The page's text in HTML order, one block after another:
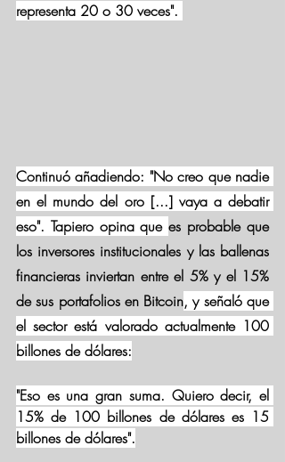
representa 20 o 30 veces".
Continuó añadiendo: "No creo que nadie
en el mundo del oro [...] vaya a debatir
eso". Tapiero opina que es probable que
los inversores institucionales y las ballenas
financieras inviertan entre el 5% y el 15%
de sus portafolios en Bitcoin, y señaló que
el sector está valorado actualmente 100
billones de dólares:
"Eso es una gran suma. Quiero decir, el
15% de 100 billones de dólares es 15
billones de dólares".